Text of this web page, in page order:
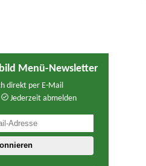
Menü-Newsletter
direkt per E-Mail
Jederzeit abmelden